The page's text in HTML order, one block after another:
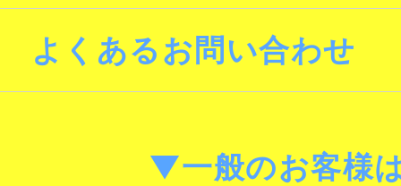
よくあるお問い合わせ
▼一般のお客様